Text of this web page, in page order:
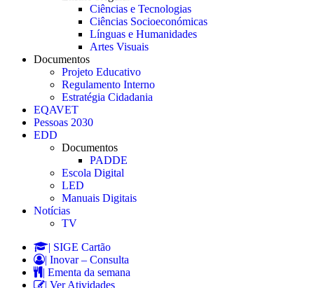
Ciências e Tecnologias
Ciências Socioeconómicas
Línguas e Humanidades
Artes Visuais
Documentos
Projeto Educativo
Regulamento Interno
Estratégia Cidadania
EQAVET
Pessoas 2030
EDD
Documentos
PADDE
Escola Digital
LED
Manuais Digitais
Notícias
TV
| SIGE Cartão
| Inovar – Consulta
| Ementa da semana
| Ver Atividades